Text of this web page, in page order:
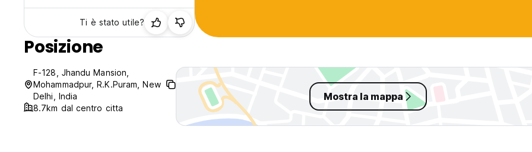
Ti è stato utile?
Posizione
F-128, Jhandu Mansion,
Mohammadpur, R.K.Puram, New
Delhi, India
8.7km dal centro citta
Mostra la mappa